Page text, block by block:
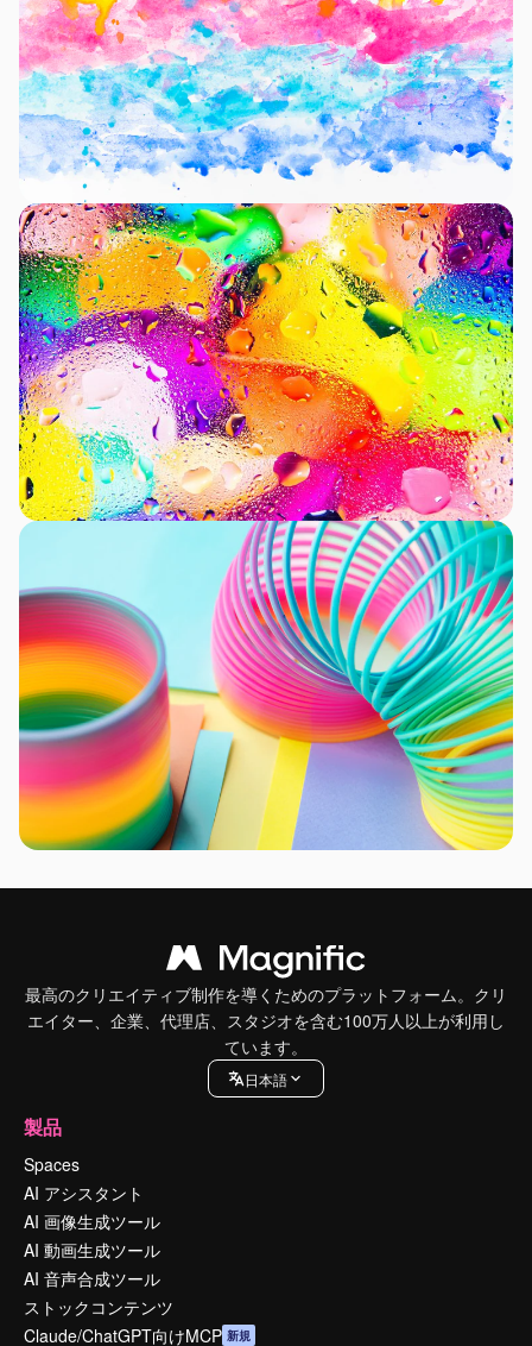
最高のクリエイティブ制作を導くためのプラットフォーム。クリ
エイター、企業、代理店、スタジオを含む100万人以上が利用し
ています。
日本語
製品
Spaces
AI アシスタント
AI 画像生成ツール
AI 動画生成ツール
AI 音声合成ツール
ストックコンテンツ
Claude/ChatGPT向けMCP 新規